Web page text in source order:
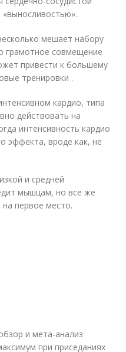
мешает набору
грамотное совмещение
привести к большему
тренировки .
кардио, типа
действовать на
интенсивность кардио
эффекта, вроде как, не
и средней
мышцам, но все же
первое место.
и мета-анализ
при приседаниях